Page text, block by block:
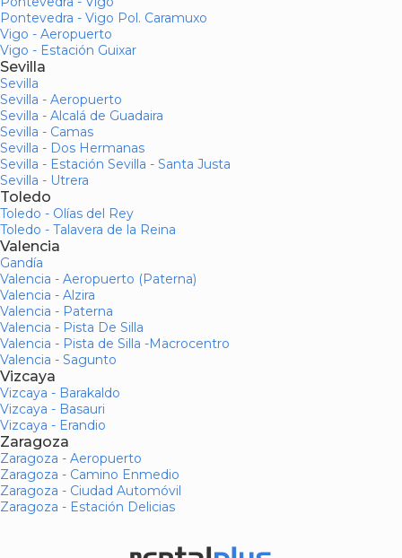
Pontevedra - Vigo Pol. Caramuxo
Vigo - Aeropuerto
Vigo - Estación Guixar
Sevilla
Sevilla
Sevilla - Aeropuerto
Sevilla - Alcalá de Guadaira
Sevilla - Camas
Sevilla - Dos Hermanas
Sevilla - Estación Sevilla - Santa Justa
Sevilla - Utrera
Toledo
Toledo - Olías del Rey
Toledo - Talavera de la Reina
Valencia
Gandía
Valencia - Aeropuerto (Paterna)
Valencia - Alzira
Valencia - Paterna
Valencia - Pista De Silla
Valencia - Pista de Silla -Macrocentro
Valencia - Sagunto
Vizcaya
Vizcaya - Barakaldo
Vizcaya - Basauri
Vizcaya - Erandio
Zaragoza
Zaragoza - Aeropuerto
Zaragoza - Camino Enmedio
Zaragoza - Ciudad Automóvil
Zaragoza - Estación Delicias